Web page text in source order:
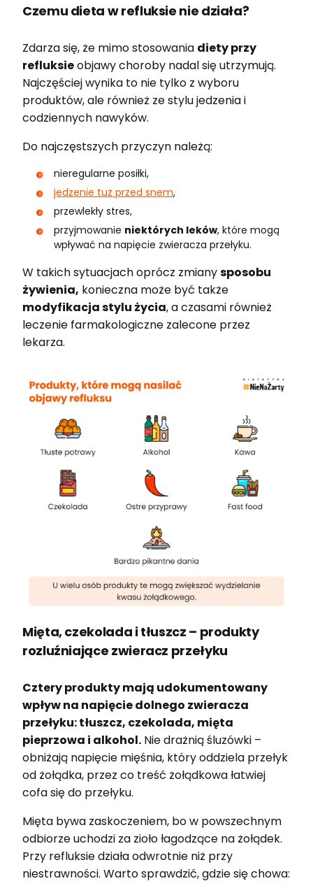
Czemu dieta w refluksie nie działa?
Zdarza się, że mimo stosowania diety przy
refluksieobjawy choroby nadal się utrzymują.
Najczęściej wynika to nie tylko z wyboru
produktów, ale również ze stylu jedzenia i
codziennych nawyków.
Do najczęstszych przyczyn należą:
nieregularne posiłki,
jedzenie tuż przed snem,
przewlekły stres,
przyjmowanie niektórych leków, które mogą
wpływać na napięcie zwieracza przełyku.
W takich sytuacjach oprócz zmianysposobu
żywienia, konieczna może być także
modyfikacja stylu życia, a czasami również
leczenie farmakologiczne zalecone przez
lekarza.
Mięta, czekolada i tłuszcz – produkty
rozluźniające zwieracz przełyku
Cztery produkty mają udokumentowany
wpływ na napięcie dolnego zwieracza
przełyku: tłuszcz, czekolada, mięta
pieprzowa i alkohol. Nie drażnią śluzówki –
obniżają napięcie mięśnia, który oddziela przełyk
od żołądka, przez co treść żołądkowa łatwiej
cofa się do przełyku.
Mięta bywa zaskoczeniem, bo w powszechnym
odbiorze uchodzi za zioło łagodzące na żołądek.
Przy refluksie działa odwrotnie niż przy
niestrawności. Warto sprawdzić, gdzie się chowa: